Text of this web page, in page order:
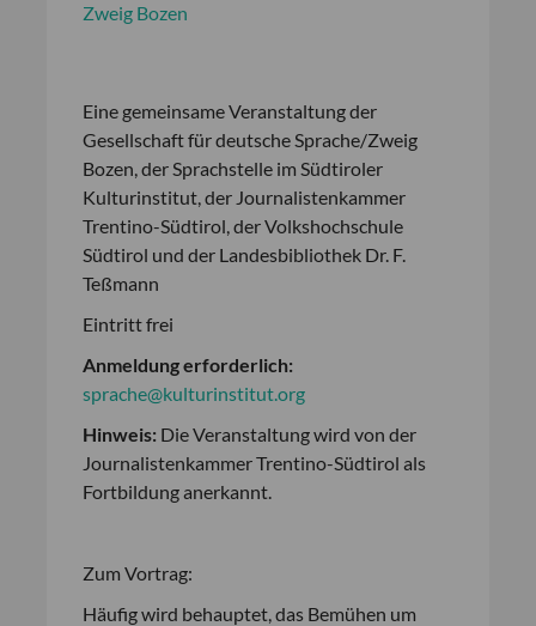
Zweig Bozen
Eine gemeinsame Veranstaltung der
Gesellschaft für deutsche Sprache/Zweig
Bozen, der Sprachstelle im Südtiroler
Kulturinstitut, der Journalistenkammer
Trentino-Südtirol, der Volkshochschule
Südtirol und der Landesbibliothek Dr. F.
Teßmann
Eintritt frei
Anmeldung erforderlich:
sprache@kulturinstitut.org
Hinweis: Die Veranstaltung wird von der
Journalistenkammer Trentino-Südtirol als
Fortbildung anerkannt.
Zum Vortrag:
Häufig wird behauptet, das Bemühen um